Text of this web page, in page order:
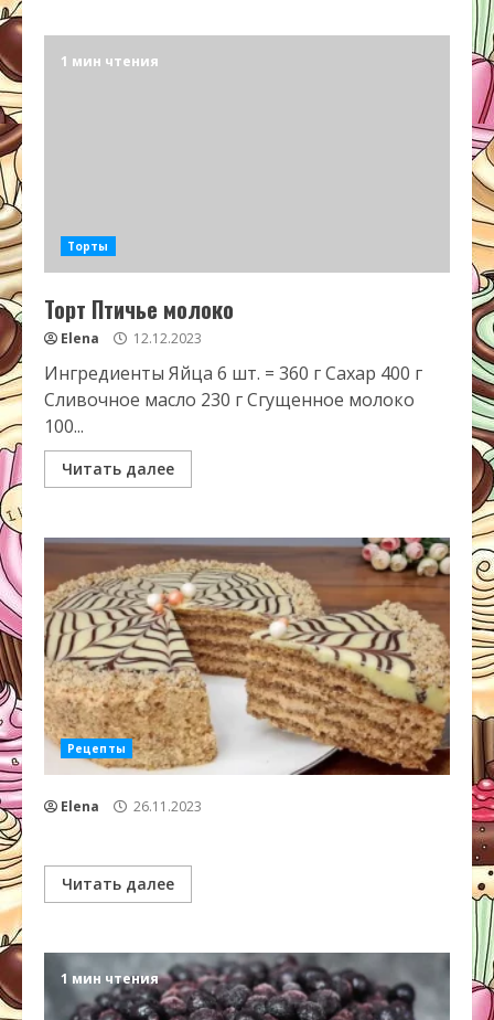
1 мин чтения
Торты
Торт Птичье молоко
Elena 12.12.2023
Ингредиенты Яйца 6 шт. = 360 г Сахар 400 г
Сливочное масло 230 г Сгущенное молоко
100...
Читать далее
Рецепты
Elena 26.11.2023
Читать далее
1 мин чтения